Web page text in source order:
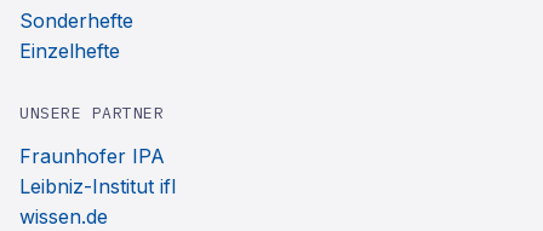
Sonderhefte
Einzelhefte
UNSERE PARTNER
Fraunhofer IPA
Leibniz-Institut ifl
wissen.de